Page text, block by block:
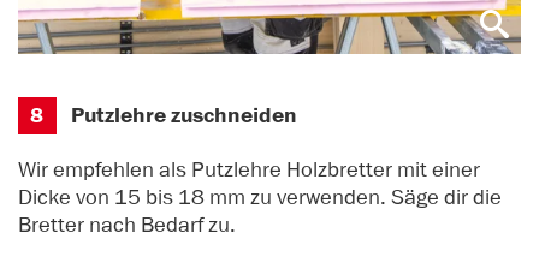
8 Putzlehre zuschneiden
Wir empfehlen als Putzlehre Holzbretter mit einer
Dicke von 15 bis 18 mm zu verwenden. Säge dir die
Bretter nach Bedarf zu.